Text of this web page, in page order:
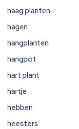
haag planten
hagen
hangplanten
hangpot
hart plant
hartje
hebben
heesters